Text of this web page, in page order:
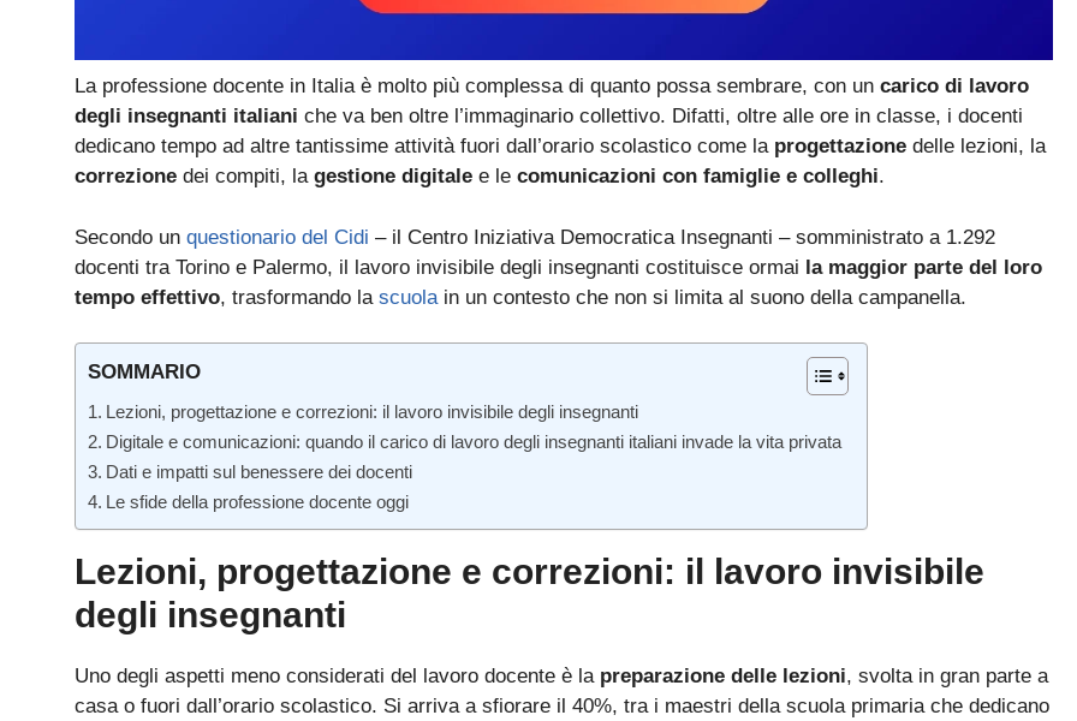
La professione docente in Italia è molto più complessa di quanto possa sembrare, con un carico di lavoro
degli insegnanti italiani che va ben oltre l’immaginario collettivo. Difatti, oltre alle ore in classe, i docenti
dedicano tempo ad altre tantissime attività fuori dall’orario scolastico come la progettazione delle lezioni, la
correzione dei compiti, la gestione digitale e le comunicazioni con famiglie e colleghi.
Secondo un questionario del Cidi – il Centro Iniziativa Democratica Insegnanti – somministrato a 1.292
docenti tra Torino e Palermo, il lavoro invisibile degli insegnanti costituisce ormai la maggior parte del loro
tempo effettivo, trasformando la scuola in un contesto che non si limita al suono della campanella.
SOMMARIO
Lezioni, progettazione e correzioni: il lavoro invisibile degli insegnanti
Digitale e comunicazioni: quando il carico di lavoro degli insegnanti italiani invade la vita privata
Dati e impatti sul benessere dei docenti
Le sfide della professione docente oggi
Lezioni, progettazione e correzioni: il lavoro invisibile
degli insegnanti
Uno degli aspetti meno considerati del lavoro docente è la preparazione delle lezioni, svolta in gran parte a
casa o fuori dall’orario scolastico. Si arriva a sfiorare il 40%, tra i maestri della scuola primaria che dedicano
Bando ATA 2027: come arrivare con il MASSIMO PUNTEGGIO
✓ La CIAD: cos'è, chi la deve avere, come ottenerla